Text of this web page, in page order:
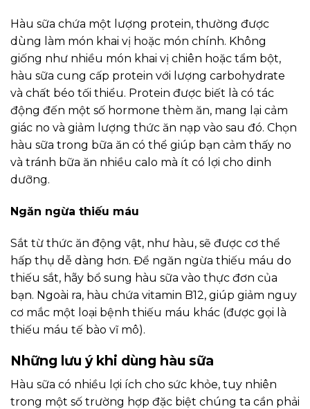
Hàu sữa chứa một lượng protein, thường được
dùng làm món khai vị hoặc món chính. Không
giống như nhiều món khai vị chiên hoặc tẩm bột,
hàu sữa cung cấp protein với lượng carbohydrate
và chất béo tối thiểu. Protein được biết là có tác
động đến một số hormone thèm ăn, mang lại cảm
giác no và giảm lượng thức ăn nạp vào sau đó. Chọn
hàu sữa trong bữa ăn có thể giúp bạn cảm thấy no
và tránh bữa ăn nhiều calo mà ít có lợi cho dinh
dưỡng.
Ngăn ngừa thiếu máu
Sắt từ thức ăn động vật, như hàu, sẽ được cơ thể
hấp thụ dễ dàng hơn. Để ngăn ngừa thiếu máu do
thiếu sắt, hãy bổ sung hàu sữa vào thực đơn của
bạn. Ngoài ra, hàu chứa vitamin B12, giúp giảm nguy
cơ mắc một loại bệnh thiếu máu khác (được gọi là
thiếu máu tế bào vĩ mô).
Những lưu ý khi dùng hàu sữa
Hàu sữa có nhiều lợi ích cho sức khỏe, tuy nhiên
trong một số trường hợp đặc biệt chúng ta cần phải